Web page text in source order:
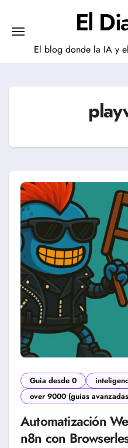
contenido
El
El blog donde la IA y
Guia desde 0
over 9000 (guias
Automatización
n8n con